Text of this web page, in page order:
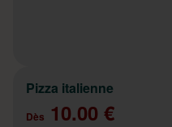
Pizza italienne
Dès 10.00 €